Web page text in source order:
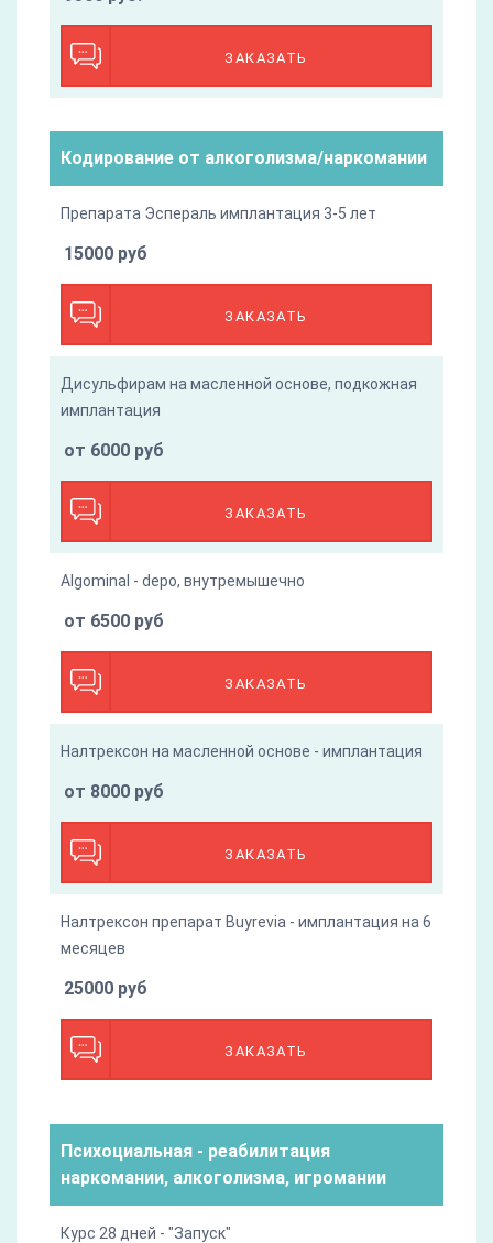
ЗАКАЗАТЬ
Кодирование от алкоголизма/наркомании
Препарата Эспераль имплантация 3-5 лет
ЗАКАЗАТЬ
15000 руб
Дисульфирам на масленной основе, подкожная
имплантация
ЗАКАЗАТЬ
от 6000 руб
Algominal - depo, внутремышечно
ЗАКАЗАТЬ
от 6500 руб
Налтрексон на масленной основе - имплантация
ЗАКАЗАТЬ
от 8000 руб
Налтрексон препарат Buyrevia - имплантация на 6
месяцев
ЗАКАЗАТЬ
25000 руб
Психоциальная - реабилитация
наркомании, алкоголизма, игромании
Курс 28 дней - "Запуск"